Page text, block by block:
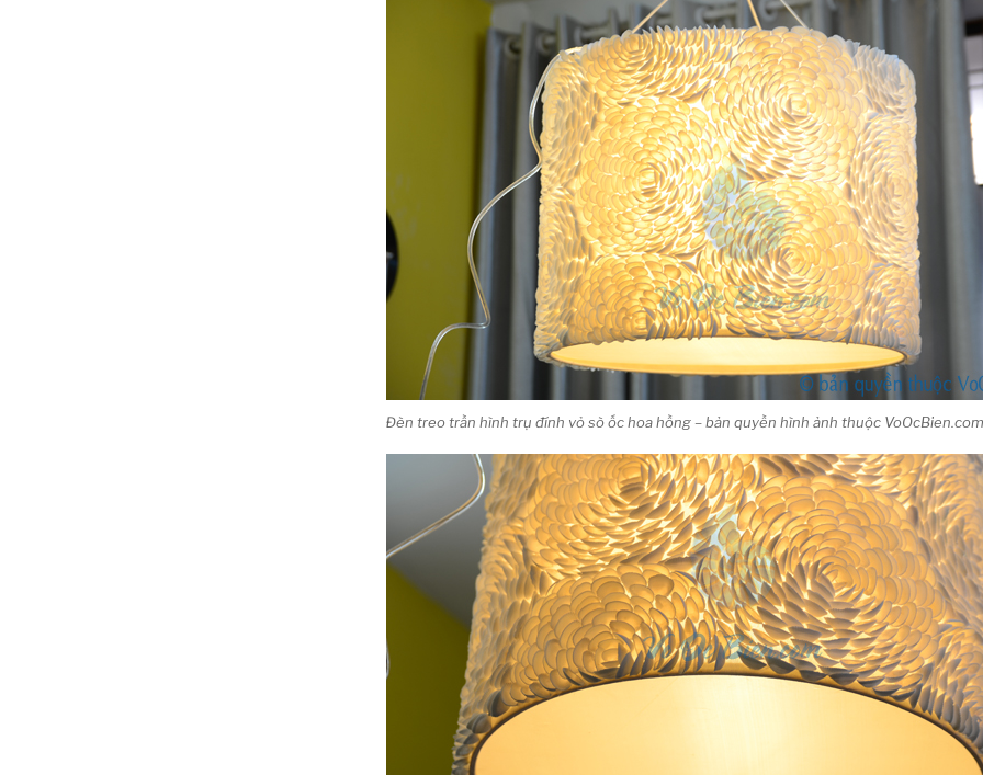
Đèn treo trần hình trụ đính vỏ sò ốc hoa hồng – bản quyền hình ảnh thuộc VoOcBien.com